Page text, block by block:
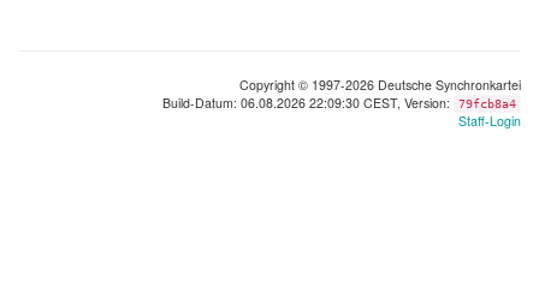
Copyright © 1997-2026 Deutsche Synchronkartei
Build-Datum: 06.08.2026 22:09:30 CEST, Version:
79fcb8a4
Staff-Login